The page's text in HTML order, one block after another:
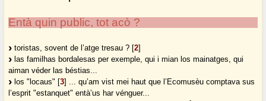
Entà quin public, tot acò ?
toristas, sovent de l’atge tresau ? [2]
las familhas bordalesas per exemple, qui i mian los mainatges, qui
aiman véder las béstias...
los "locaus" [3] ... qu’am vist mei haut que l’Ecomusèu comptava sus
l’esprit "estanquet" entà’us har vénguer...